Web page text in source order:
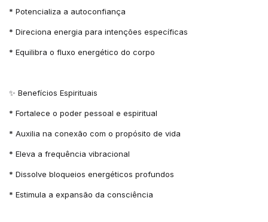
* Potencializa a autoconfiança
* Direciona energia para intenções específicas
* Equilibra o fluxo energético do corpo
✨ Benefícios Espirituais
* Fortalece o poder pessoal e espiritual
* Auxilia na conexão com o propósito de vida
* Eleva a frequência vibracional
* Dissolve bloqueios energéticos profundos
* Estimula a expansão da consciência